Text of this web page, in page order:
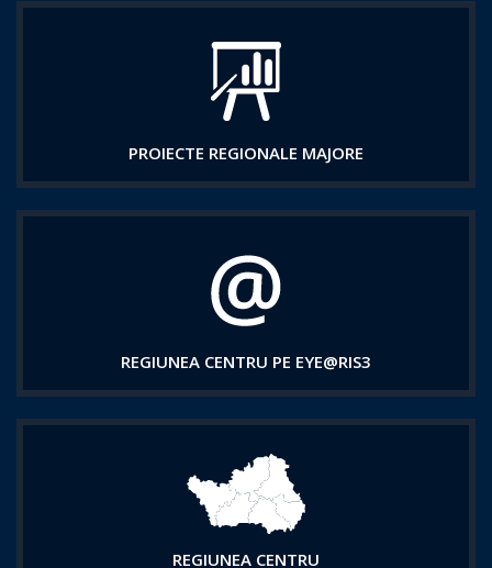
PROIECTE REGIONALE MAJORE
REGIUNEA CENTRU PE EYE@RIS3
REGIUNEA CENTRU